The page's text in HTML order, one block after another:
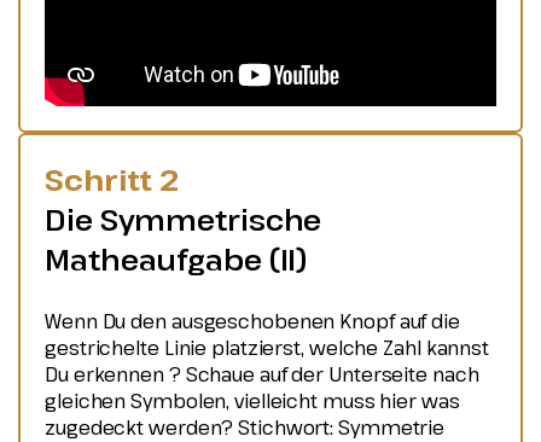
Schritt 2
Die Symmetrische
Matheaufgabe (II)
Wenn Du den ausgeschobenen Knopf auf die
gestrichelte Linie platzierst, welche Zahl kannst
Du erkennen ? Schaue auf der Unterseite nach
gleichen Symbolen, vielleicht muss hier was
zugedeckt werden? Stichwort: Symmetrie